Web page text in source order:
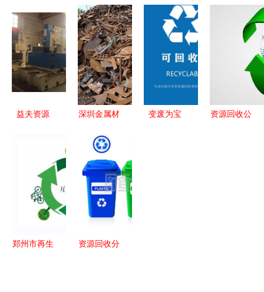
新规，助力
绿色转型再
提速
生资源回收
产业大会的
通知
资源回收控
制器深度解
析
赋能——食
用菌产业为
乡村振兴注
入绿色活力
益夫资源
库存安全防
护
深圳金属材
建循环经济
的关键环节
变废为宝
资源回收公
郑州市再生
资源回收分